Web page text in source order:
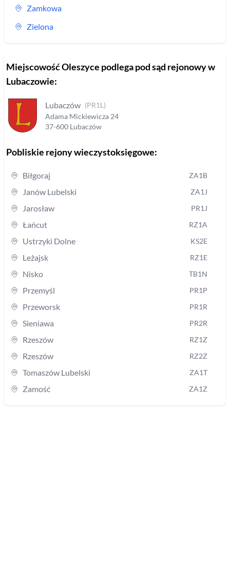
Zamkowa
Zielona
MiejscowośćOleszyce podlega pod sąd rejonowyw
Lubaczowie:
Lubaczów (PR1L )
Adama Mickiewicza 24
37-600 Lubaczów
Pobliskie rejony wieczystoksięgowe:
Biłgoraj ZA1B
Janów Lubelski ZA1J
Jarosław PR1J
Łańcut RZ1A
Ustrzyki Dolne KS2E
Leżajsk RZ1E
Nisko TB1N
Przemyśl PR1P
Przeworsk PR1R
Sieniawa PR2R
Rzeszów RZ1Z
Rzeszów RZ2Z
Tomaszów Lubelski ZA1T
Zamość ZA1Z